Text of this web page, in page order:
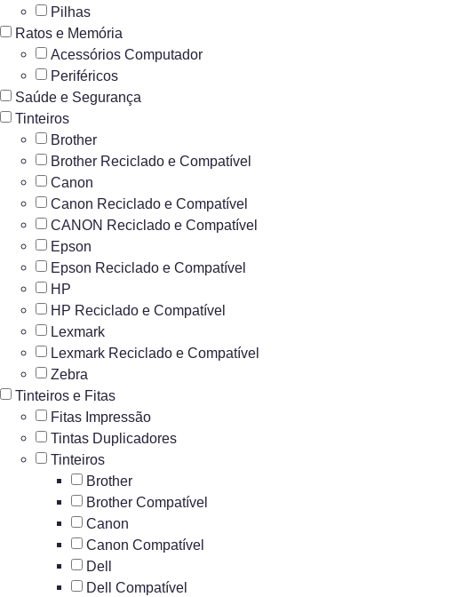
Pilhas
Ratos e Memória
Acessórios Computador
Periféricos
Saúde e Segurança
Tinteiros
Brother
Brother Reciclado e Compatível
Canon
Canon Reciclado e Compatível
CANON Reciclado e Compatível
Epson
Epson Reciclado e Compatível
HP
HP Reciclado e Compatível
Lexmark
Lexmark Reciclado e Compatível
Zebra
Tinteiros e Fitas
Fitas Impressão
Tintas Duplicadores
Tinteiros
Brother
Brother Compatível
Canon
Canon Compatível
Dell
Dell Compatível